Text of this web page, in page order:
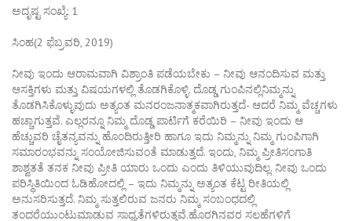
ಅದೃಷ್ಟ ಸಂಖ್ಯೆ: 1
ಸಿಂಹ(2 ಫೆಬ್ರವರಿ, 2019)
ನೀವು ಇಂದು ಆರಾಮವಾಗಿ ವಿಶ್ರಾಂತಿ ಪಡೆಯಬೇಕು – ನೀವು ಆನಂದಿಸುವ ಮತ್ತು
ಆಸಕ್ತಿಗಳು ಮತ್ತು ವಿಷಯಗಳಲ್ಲಿ ತೊಡಗಿಕೊಳ್ಳಿ. ದೊಡ್ಡ ಗುಂಪಿನಲ್ಲಿನಿಮ್ಮನ್ನು
ತೊಡಗಿಸಿಕೊಳ್ಳುವುದು ಅತ್ಯಂತ ಮನರಂಜನಾತ್ಮಕವಾಗಿರುತ್ತದೆ- ಆದರೆ ನಿಮ್ಮ ವೆಚ್ಚಗಳು
ಹಚ್ಚಾಗುತ್ತವೆ. ಎಲ್ಲರನ್ನೂ ನಿಮ್ಮ ದೊಡ್ಡ ಪಾರ್ಟಿಗೆ ಕರೆಯಿರಿ – ನೀವು ಇಂದು ಆ
ಹೆಚ್ಚುವರಿ ಚೈತನ್ಯವನ್ನು ಹೊಂದಿರುತ್ತೀರಿ ಹಾಗೂ ಇದು ನಿಮ್ಮನ್ನು ನಿಮ್ಮ ಗುಂಪಿಗಾಗಿ
ಸಮಾರಂಭವನ್ನು ಸಂಯೋಜಿಸುವಂತೆ ಮಾಡುತ್ತದೆ. ಇಂದು, ನಿಮ್ಮ ಪ್ರೀತಿಸಂಗಾತಿ
ಶಾಶ್ವತತೆ ತನಕ ನೀವು ಪ್ರೀತಿ ಯಾರು ಒಂದು ಎಂದು ತಿಳಿಯುವುದಿಲ್ಲ. ನೀವು ಒಂದು
ಪರಿಸ್ಥಿತಿಯಿಂದ ಓಡಿಹೋದಲ್ಲಿ – ಇದು ನಿಮ್ಮನ್ನು ಅತ್ಯಂತ ಕೆಟ್ಟ ರೀತಿಯಲ್ಲಿ
ಅನುಸರಿಸುತ್ತದೆ. ನಿಮ್ಮ ಸುತ್ತಲಿರುವ ಜನರು ನಿಮ್ಮ ಸಂಬಂಧದಲ್ಲಿ
ತಂದರೆಯುಂಟುಮಾಡುವ ಸಾಧ್ಯತೆಗಳಿರುತ್ತವೆ.ಹೊರಗಿನವರ ಸಲಹೆಗಳಿಗೆ